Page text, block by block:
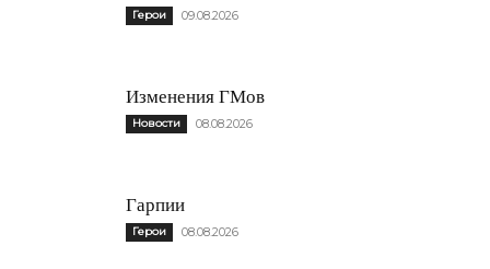
Герои 09.08.2026
Изменения ГМов
Новости 08.08.2026
Гарпии
Герои 08.08.2026